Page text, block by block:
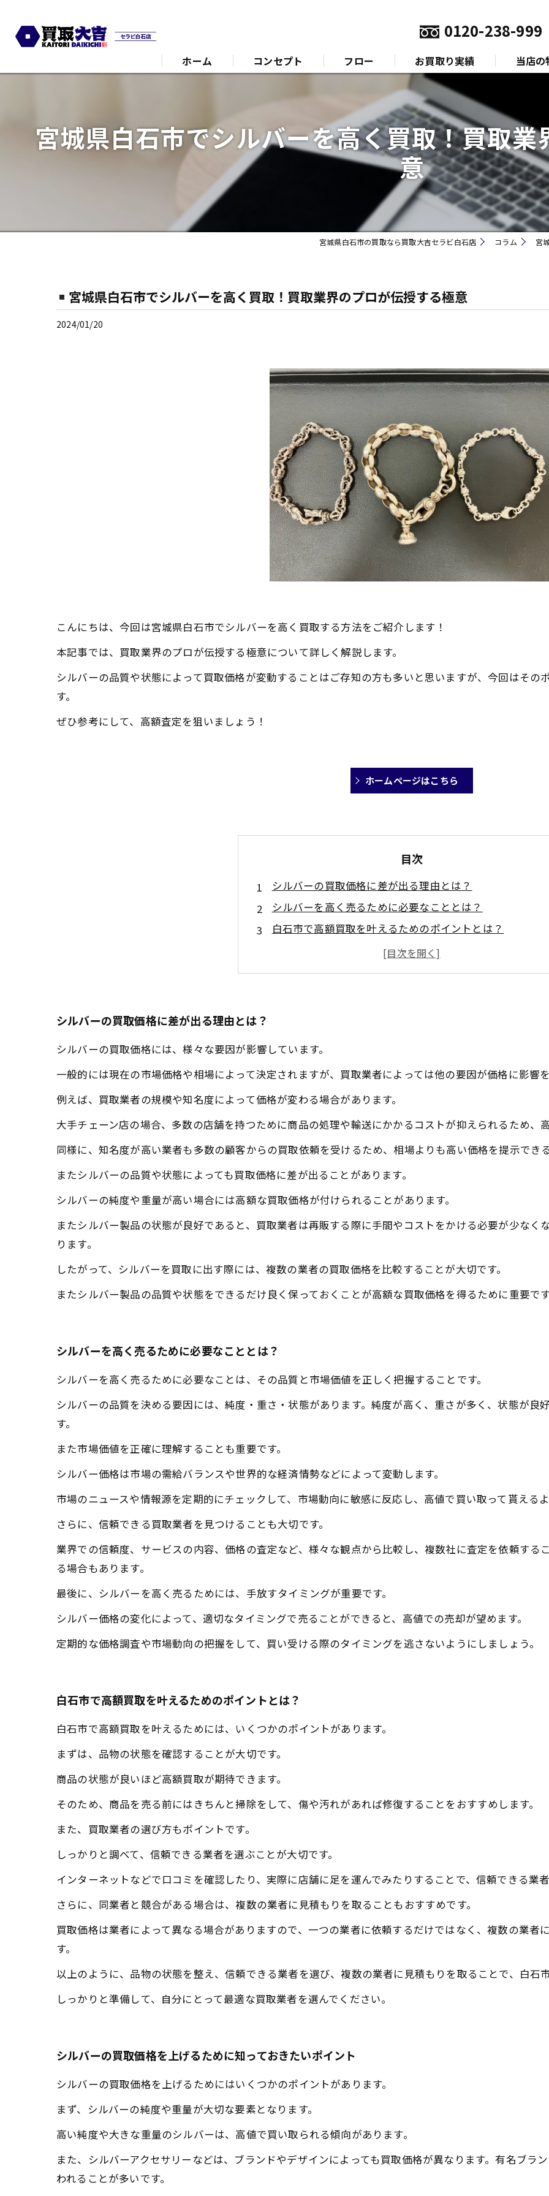
0120-238-999
ホーム コンセプト フロー お買取り実績 当店の
プラチナ
ダイヤモ
ブランド
時計
宮城県白石市でシルバーを高く買取！買取
意
宮城県白石市の買取なら買取大吉セラビ白石店 コラム 宮
宮城県白石市でシルバーを高く買取！買取業界のプロが伝授する極意
2024/01/20
こんにちは、今回は宮城県白石市でシルバーを高く買取する方法をご紹介します！
本記事では、買取業界のプロが伝授する極意について詳しく解説します。
シルバーの品質や状態によって買取価格が変動することはご存知の方も多いと思いますが、今回はその
す。
ぜひ参考にして、高額査定を狙いましょう！
ホームページはこちら
目次
シルバーの買取価格に差が出る理由とは？
シルバーを高く売るために必要なこととは？
白石市で高額買取を叶えるためのポイントとは？
シルバーの買取価格を上げるために知っておきたいポイント
白石市で買取業界のプロが実践するシルバー買取のコツと
シルバーの買取価格に差が出る理由とは？
シルバーの買取価格には、様々な要因が影響しています。
一般的には現在の市場価格や相場によって決定されますが、買取業者によっては他の要因が価格に影響
例えば、買取業者の規模や知名度によって価格が変わる場合があります。
大手チェーン店の場合、多数の店舗を持つために商品の処理や輸送にかかるコストが抑えられるため、
同様に、知名度が高い業者も多数の顧客からの買取依頼を受けるため、相場よりも高い価格を提示でき
またシルバーの品質や状態によっても買取価格に差が出ることがあります。
シルバーの純度や重量が高い場合には高額な買取価格が付けられることがあります。
またシルバー製品の状態が良好であると、買取業者は再販する際に手間やコストをかける必要が少なく
ります。
したがって、シルバーを買取に出す際には、複数の業者の買取価格を比較することが大切です。
またシルバー製品の品質や状態をできるだけ良く保っておくことが高額な買取価格を得るために重要です
シルバーを高く売るために必要なこととは？
シルバーを高く売るために必要なことは、その品質と市場価値を正しく把握することです。
シルバーの品質を決める要因には、純度・重さ・状態があります。純度が高く、重さが多く、状態が良
す。
また市場価値を正確に理解することも重要です。
シルバー価格は市場の需給バランスや世界的な経済情勢などによって変動します。
市場のニュースや情報源を定期的にチェックして、市場動向に敏感に反応し、高値で買い取って貰えるよ
さらに、信頼できる買取業者を見つけることも大切です。
業界での信頼度、サービスの内容、価格の査定など、様々な観点から比較し、複数社に査定を依頼する
る場合もあります。
最後に、シルバーを高く売るためには、手放すタイミングが重要です。
シルバー価格の変化によって、適切なタイミングで売ることができると、高値での売却が望めます。
定期的な価格調査や市場動向の把握をして、買い受ける際のタイミングを逃さないようにしましょう。
白石市で高額買取を叶えるためのポイントとは？
白石市で高額買取を叶えるためには、いくつかのポイントがあります。
まずは、品物の状態を確認することが大切です。
商品の状態が良いほど高額買取が期待できます。
そのため、商品を売る前にはきちんと掃除をして、傷や汚れがあれば修復することをおすすめします。
また、買取業者の選び方もポイントです。
しっかりと調べて、信頼できる業者を選ぶことが大切です。
インターネットなどで口コミを確認したり、実際に店舗に足を運んでみたりすることで、信頼できる業
さらに、同業者と競合がある場合は、複数の業者に見積もりを取ることもおすすめです。
買取価格は業者によって異なる場合がありますので、一つの業者に依頼するだけではなく、複数の業者
す。
以上のように、品物の状態を整え、信頼できる業者を選び、複数の業者に見積もりを取ることで、白石
しっかりと準備して、自分にとって最適な買取業者を選んでください。
シルバーの買取価格を上げるために知っておきたいポイント
シルバーの買取価格を上げるためにはいくつかのポイントがあります。
まず、シルバーの純度や重量が大切な要素となります。
高い純度や大きな重量のシルバーは、高値で買い取られる傾向があります。
また、シルバーアクセサリーなどは、ブランドやデザインによっても買取価格が異なります。有名ブラ
われることが多いです。